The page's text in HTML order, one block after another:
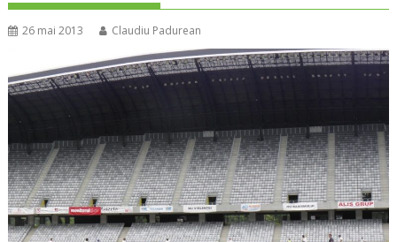
26 mai 2013 Claudiu Padurean